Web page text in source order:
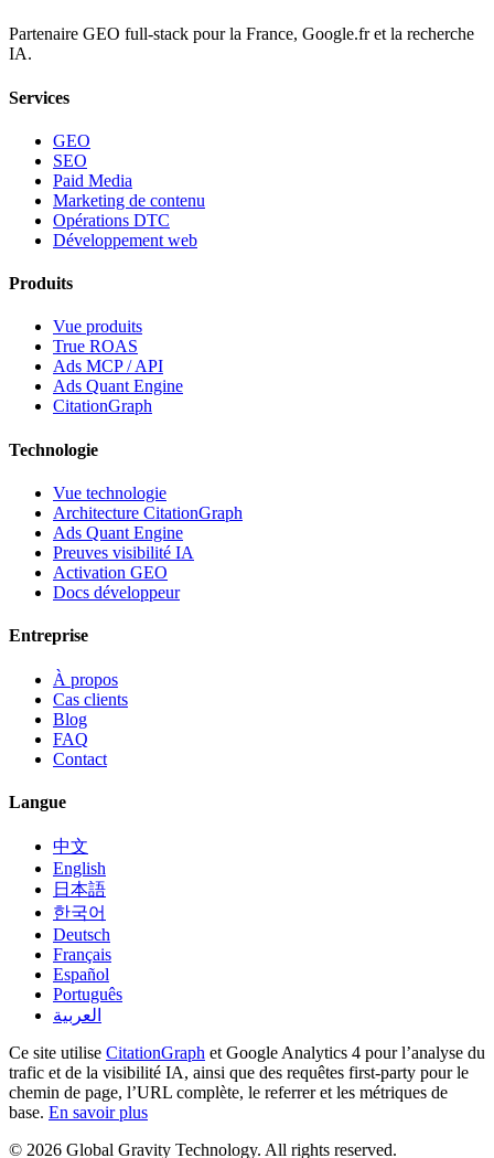
Partenaire GEO full-stack pour la France, Google.fr et la recherche
IA.
Services
GEO
SEO
Paid Media
Marketing de contenu
Opérations DTC
Développement web
Produits
Vue produits
True ROAS
Ads MCP / API
Ads Quant Engine
CitationGraph
Technologie
Vue technologie
Architecture CitationGraph
Ads Quant Engine
Preuves visibilité IA
Activation GEO
Docs développeur
Entreprise
À propos
Cas clients
Blog
FAQ
Contact
Langue
中文
English
日本語
한국어
Deutsch
Français
Español
Português
العربية
Ce site utilise CitationGraph et Google Analytics 4 pour l’analyse du
trafic et de la visibilité IA, ainsi que des requêtes first-party pour le
chemin de page, l’URL complète, le referrer et les métriques de
base. En savoir plus
© 2026 Global Gravity Technology. All rights reserved.